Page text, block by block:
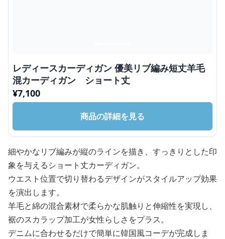
レディースカーディガン 優美リブ編み短丈羊毛
混カーディガン ショート丈
¥7,100
商品の詳細を見る
細やかなリブ編みが縦のラインを描き、すっきりとした印
象を与えるショート丈カーディガン。
ウエスト位置で切り替わるデザインがスタイルアップ効果
を演出します。
羊毛と綿の混合素材で柔らかな肌触りと伸縮性を実現し、
裾のスカラップ加工が女性らしさをプラス。
デニムに合わせるだけで簡単に韓国風コーデが完成しま